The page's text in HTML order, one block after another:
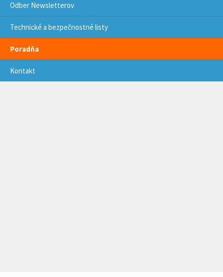
Odber Newsletterov
Technické a bezpečnostné listy
Poradňa
Kontakt